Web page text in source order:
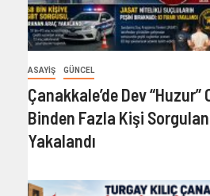
ASAYIŞ GÜNCEL
Çanakkale’de Dev
Binden Fazla Kişi
Yakalandı